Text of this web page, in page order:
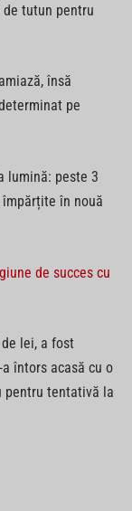
tutun pentru
însă
pe
lumină: peste 3
în nouă
de succes cu
lei, a fost
întors acasă cu o
pentru tentativă la